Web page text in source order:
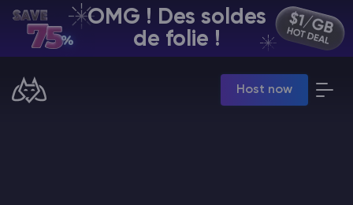
OMG ! Des soldes
de folie !
Host now
FR | USD
Manage your servers & payments